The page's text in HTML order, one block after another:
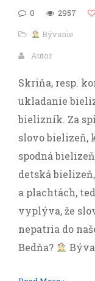
0 2957
Bývanie
Autor
Skriňa, resp.
ukladanie
bielizník. Za
slovo bielizeň,
spodná
detská
a plachtách,
vyplýva, že
nepatria do
Bedňa?